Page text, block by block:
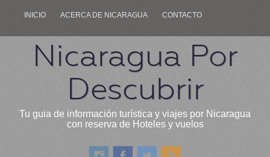
INICIO ACERCA DE NICARAGUA CONTACTO
Nicaragua Por
Descubrir
Tu guia de información turística y viajes por Nicaragua
con reserva de Hoteles y vuelos